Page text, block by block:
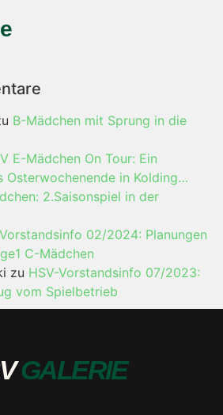
B-Mädchen mit Sprung in die
E-Mädchen On Tour: Ein
Osterwochenende in Kolding…
2.Saisonspiel in der
Vorstandsinfo 02/2024: Planungen
C-Mädchen
zu HSV-Vorstandsinfo 07/2023:
vom Spielbetrieb
GALERIE